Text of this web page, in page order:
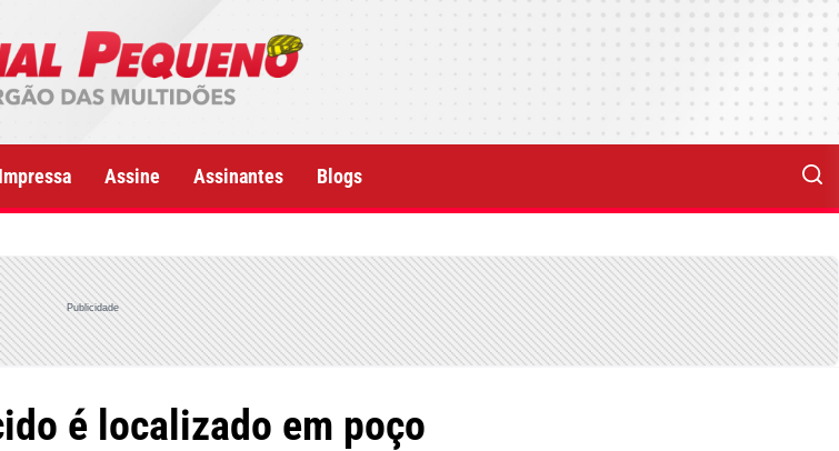
Assine Assinantes Blogs
Publicidade
é localizado em poço